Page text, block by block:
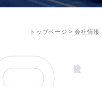
トップページ >会社情報